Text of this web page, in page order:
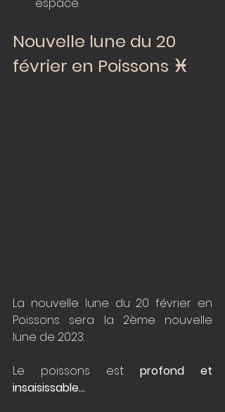
Nouvelle lune du 20
février en Poissons ️️♓️
La nouvelle lune du 20 février en
Poissons sera la 2ème nouvelle
lune de 2023.
Le poissons est profond et
insaisissable…